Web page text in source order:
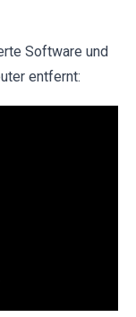
Software und
entfernt: